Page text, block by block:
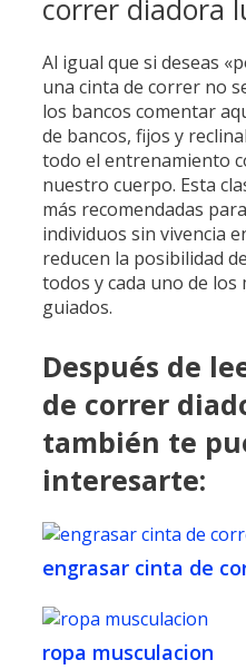
correr diadora
Al igual que si deseas
una cinta de correr no
los bancos comentar
de bancos, fijos y
todo el entrenamiento
nuestro cuerpo. Esta
más recomendadas
individuos sin vivencia
reducen la posibilidad
todos y cada uno de
guiados.
Después de
de correr
también te
interesarte:
engrasar cinta de
ropa musculacion